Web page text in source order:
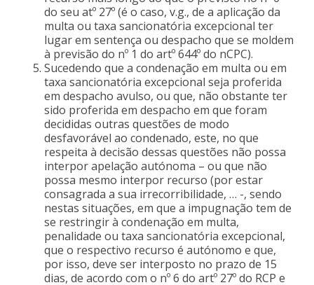
do seu atº 27º (é o caso, v.g., de a aplicação da
multa ou taxa sancionatória excepcional ter
lugar em sentença ou despacho que se moldem
à previsão do nº 1 do artº 644º do nCPC).
Sucedendo que a condenação em multa ou em
taxa sancionatória excepcional seja proferida
em despacho avulso, ou que, não obstante ter
sido proferida em despacho em que foram
decididas outras questões de modo
desfavorável ao condenado, este, no que
respeita à decisão dessas questões não possa
interpor apelação autónoma – ou que não
possa mesmo interpor recurso (por estar
consagrada a sua irrecorribilidade, … -, sendo
nestas situações, em que a impugnação tem de
se restringir à condenação em multa,
penalidade ou taxa sancionatória excepcional,
que o respectivo recurso é autónomo e que,
por isso, deve ser interposto no prazo de 15
dias, de acordo com o nº 6 do artº 27º do RCP e